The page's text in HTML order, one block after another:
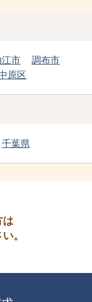
江市
調布市
原区
千葉県
は
。